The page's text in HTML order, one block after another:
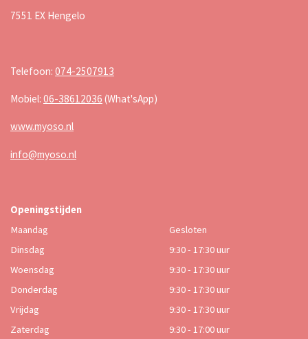
7551 EX Hengelo
Telefoon: 074-2507913
Mobiel: 06-38612036 (What'sApp)
www.myoso.nl
info@myoso.nl
Openingstijden
Maandag
Gesloten
Dinsdag
9:30 - 17:30 uur
Woensdag
9:30 - 17:30 uur
Donderdag
9:30 - 17:30 uur
Vrijdag
9:30 - 17:30 uur
Zaterdag
9:30 - 17:00 uur